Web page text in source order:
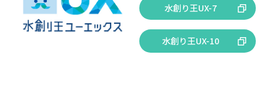
水創り王UX-7
水創り王UX-10